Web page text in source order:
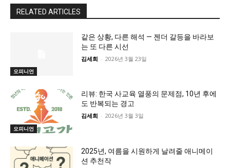
RELATED ARTICLES
오피니언
같은 상황, 다른 해석 — 젠더 갈등을 바라보
는 또 다른 시선
김세희 - 2026년 3월 23일
오피니언
리뷰: 한국 사교육 열풍의 문제점, 10년 후에
도 반복되는 경고
김세희 - 2026년 3월 3일
2025년, 여름을 시원하게 날려줄 애니메이
션 추천작